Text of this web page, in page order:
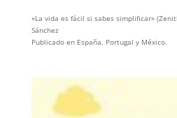
«La vida es fácil si sabes simplificar»
Sánchez
Publicado en España, Portugal y México.